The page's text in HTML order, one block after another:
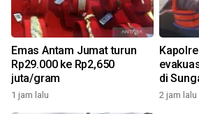
Emas Antam Jumat turun
Rp29.000 ke Rp2,650
juta/gram
1 jam lalu
di
2 jam lalu